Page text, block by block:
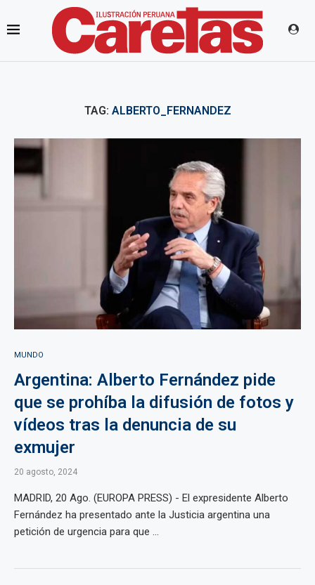
TAG: ALBERTO_FERNANDEZ
MUNDO
Argentina: Alberto Fernández pide
que se prohíba la difusión de fotos y
vídeos tras la denuncia de su
exmujer
20 agosto, 2024
MADRID, 20 Ago. (EUROPA PRESS) - El expresidente Alberto
Fernández ha presentado ante la Justicia argentina una
petición de urgencia para que ...